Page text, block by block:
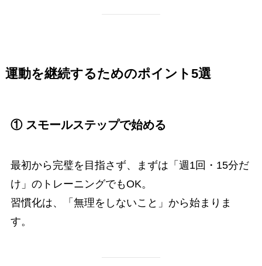
運動を継続するためのポイント5選
① スモールステップで始める
最初から完璧を目指さず、まずは「週1回・15分だ
け」のトレーニングでもOK。
習慣化は、「無理をしないこと」から始まりま
す。